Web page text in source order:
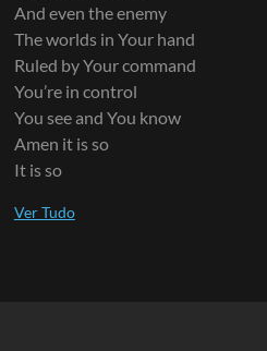
And even the enemy
The worlds in Your hand
Ruled by Your command
You’re in control
You see and You know
Amen it is so
It is so